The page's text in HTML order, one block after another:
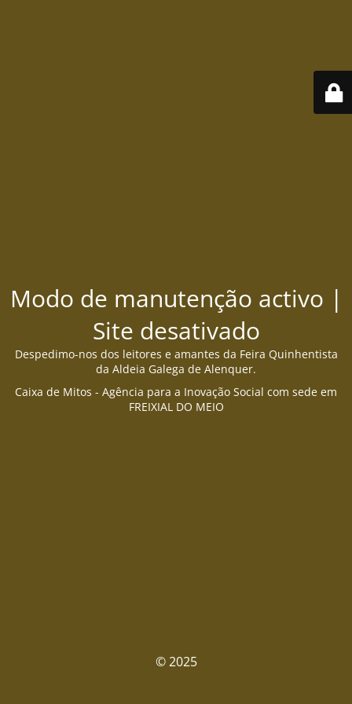
Modo de manutenção activo |
Site desativado
Despedimo-nos dos leitores e amantes da Feira Quinhentista
da Aldeia Galega de Alenquer.
Caixa de Mitos - Agência para a Inovação Social com sede em
FREIXIAL DO MEIO
© 2025